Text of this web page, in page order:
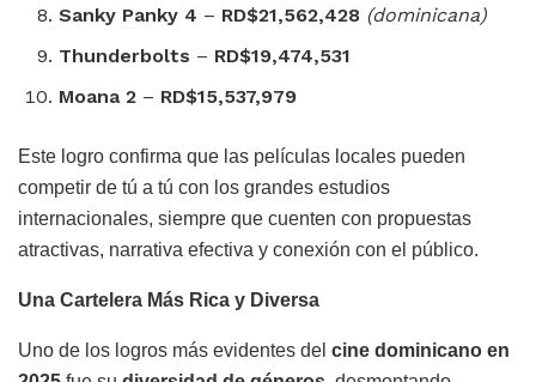
Sanky Panky 4 – RD$21,562,428 (dominicana)
Thunderbolts – RD$19,474,531
Moana 2 – RD$15,537,979
Este logro confirma que las películas locales pueden
competir de tú a tú con los grandes estudios
internacionales, siempre que cuenten con propuestas
atractivas, narrativa efectiva y conexión con el público.
Una Cartelera Más Rica y Diversa
Uno de los logros más evidentes del cine dominicano en